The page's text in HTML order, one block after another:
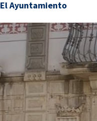
El Ayuntamiento